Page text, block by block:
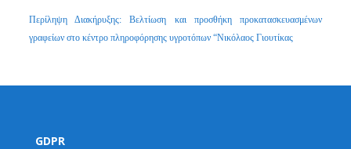
Περίληψη Διακήρυξης: Βελτίωση και προσθήκη προκατασκευασμένων
γραφείων στο κέντρο πληροφόρησης υγροτόπων “Νικόλαος Γιουτίκας
GDPR